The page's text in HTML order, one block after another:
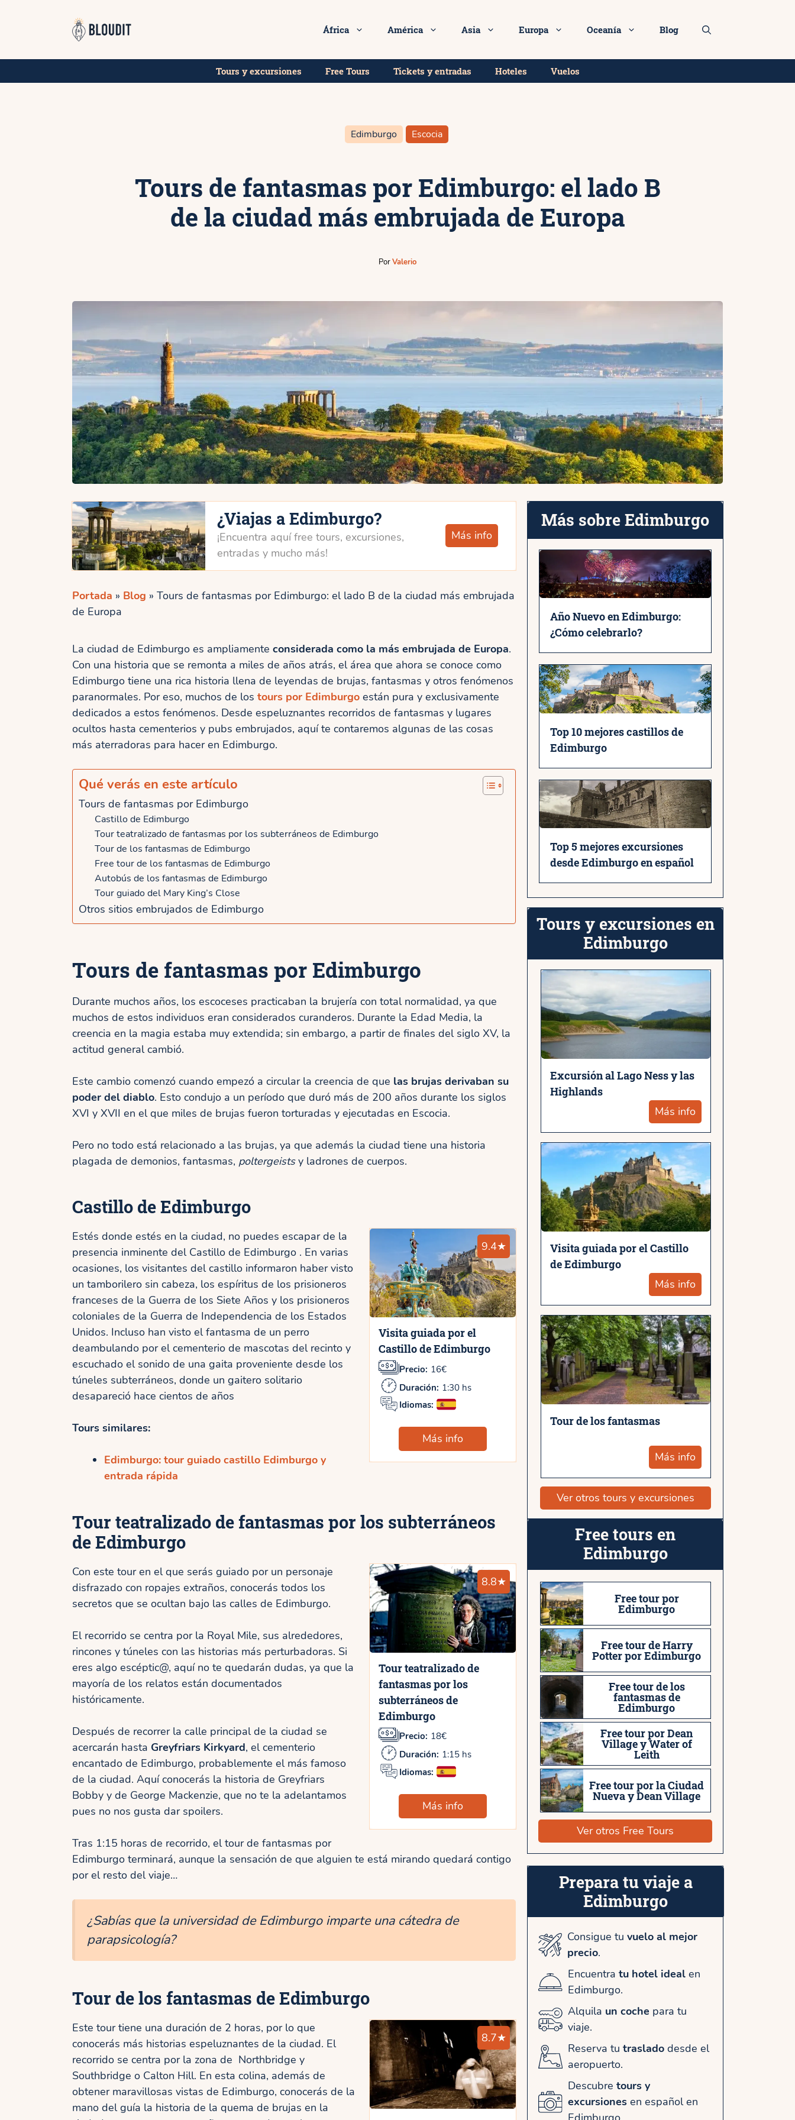
África América Asia Europa Oceanía Blog
Tours y excursiones Free Tours Tickets y entradas Hoteles Vuelos
Edimburgo Escocia
Tours de fantasmas por Edimburgo: el lado B
de la ciudad más embrujada de Europa
PorValerio
¿Viajas a Edimburgo?
¡Encuentra aquí free tours, excursiones,
entradas y mucho más!
Más info
Portada » Blog » Tours de fantasmas por Edimburgo: el lado B de la ciudad más embrujada
de Europa
La ciudad de Edimburgo es ampliamente considerada como la más embrujada de Europa.
Con una historia que se remonta a miles de años atrás, el área que ahora se conoce como
Edimburgo tiene una rica historia llena de leyendas de brujas, fantasmas y otros fenómenos
paranormales. Por eso, muchos de los tours por Edimburgo están pura y exclusivamente
dedicados a estos fenómenos. Desde espeluznantes recorridos de fantasmas y lugares
ocultos hasta cementerios y pubs embrujados, aquí te contaremos algunas de las cosas
más aterradoras para hacer en Edimburgo.
Qué verás en este artículo
Tours de fantasmas por Edimburgo
Castillo de Edimburgo
Tour teatralizado de fantasmas por los subterráneos de Edimburgo
Tour de los fantasmas de Edimburgo
Free tour de los fantasmas de Edimburgo
Autobús de los fantasmas de Edimburgo
Tour guiado del Mary King’s Close
Otros sitios embrujados de Edimburgo
Tours de fantasmas por Edimburgo
Durante muchos años, los escoceses practicaban la brujería con total normalidad, ya que
muchos de estos individuos eran considerados curanderos. Durante la Edad Media, la
creencia en la magia estaba muy extendida; sin embargo, a partir de finales del siglo XV, la
actitud general cambió.
Este cambio comenzó cuando empezó a circular la creencia de que las brujas derivaban su
poder del diablo. Esto condujo a un período que duró más de 200 años durante los siglos
XVI y XVII en el que miles de brujas fueron torturadas y ejecutadas en Escocia.
Pero no todo está relacionado a las brujas, ya que además la ciudad tiene una historia
plagada de demonios, fantasmas, poltergeistsy ladrones de cuerpos.
Castillo de Edimburgo
9.4★
Visita guiada por el
Castillo de Edimburgo
Precio: 16€
Duración: 1:30 hs
Idiomas:
Más info
Estés donde estés en la ciudad, no puedes escapar de la
presencia inminente del Castillo de Edimburgo . En varias
ocasiones, los visitantes del castillo informaron haber visto
un tamborilero sin cabeza, los espíritus de los prisioneros
franceses de la Guerra de los Siete Años y los prisioneros
coloniales de la Guerra de Independencia de los Estados
Unidos. Incluso han visto el fantasma de un perro
deambulando por el cementerio de mascotas del recinto y
escuchado el sonido de una gaita proveniente desde los
túneles subterráneos, donde un gaitero solitario
desapareció hace cientos de años
Tours similares:
Edimburgo: tour guiado castillo Edimburgo y
entrada rápida
Tour teatralizado de fantasmas por los subterráneos
de Edimburgo
8.8★
Tour teatralizado de
fantasmas por los
subterráneos de
Edimburgo
Precio: 18€
Duración: 1:15 hs
Idiomas:
Más info
Con este tour en el que serás guiado por un personaje
disfrazado con ropajes extraños, conocerás todos los
secretos que se ocultan bajo las calles de Edimburgo.
El recorrido se centra por la Royal Mile, sus alrededores,
rincones y túneles con las historias más perturbadoras. Si
eres algo escéptic@, aquí no te quedarán dudas, ya que la
mayoría de los relatos están documentados
históricamente.
Después de recorrer la calle principal de la ciudad se
acercarán hasta Greyfriars Kirkyard, el cementerio
encantado de Edimburgo, probablemente el más famoso
de la ciudad. Aquí conocerás la historia de Greyfriars
Bobby y de George Mackenzie, que no te la adelantamos
pues no nos gusta dar spoilers.
Tras 1:15 horas de recorrido, el tour de fantasmas por
Edimburgo terminará, aunque la sensación de que alguien te está mirando quedará contigo
por el resto del viaje…
¿Sabías que la universidad de Edimburgo imparte una cátedra de
parapsicología?
Tour de los fantasmas de Edimburgo
8.7★
Este tour tiene una duración de 2 horas, por lo que
conocerás más historias espeluznantes de la ciudad. El
recorrido se centra por la zona de Northbridge y
Southbridge o Calton Hill. En esta colina, además de
obtener maravillosas vistas de Edimburgo, conocerás de la
mano del guía la historia de la quema de brujas en la
Más sobre Edimburgo
Año Nuevo en Edimburgo:
¿Cómo celebrarlo?
Top 10 mejores castillos de
Edimburgo
Top 5 mejores excursiones
desde Edimburgo en español
Tours y excursiones en
Edimburgo
Excursión al Lago Ness y las
Highlands
Más info
Visita guiada por el Castillo
de Edimburgo
Más info
Tour de los fantasmas
Más info
Ver otros tours y excursiones
Free tours en
Edimburgo
Free tour por
Edimburgo
Free tour de Harry
Potter por Edimburgo
Free tour de los
fantasmas de
Edimburgo
Free tour por Dean
Village y Water of
Leith
Free tour por la Ciudad
Nueva y Dean Village
Ver otros Free Tours
Prepara tu viaje a
Edimburgo
Consigue tu vuelo al mejor
precio.
Encuentratu hotel ideal en
Edimburgo.
Alquila un coche para tu
viaje.
Reserva tu trasladodesde el
aeropuerto.
Descubretours y
excursiones en español en